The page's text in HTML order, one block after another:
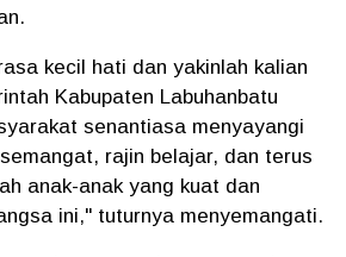
kecil hati dan yakinlah kalian
Kabupaten Labuhanbatu
senantiasa menyayangi
rajin belajar, dan terus
anak-anak yang kuat dan
ini," tuturnya menyemangati.